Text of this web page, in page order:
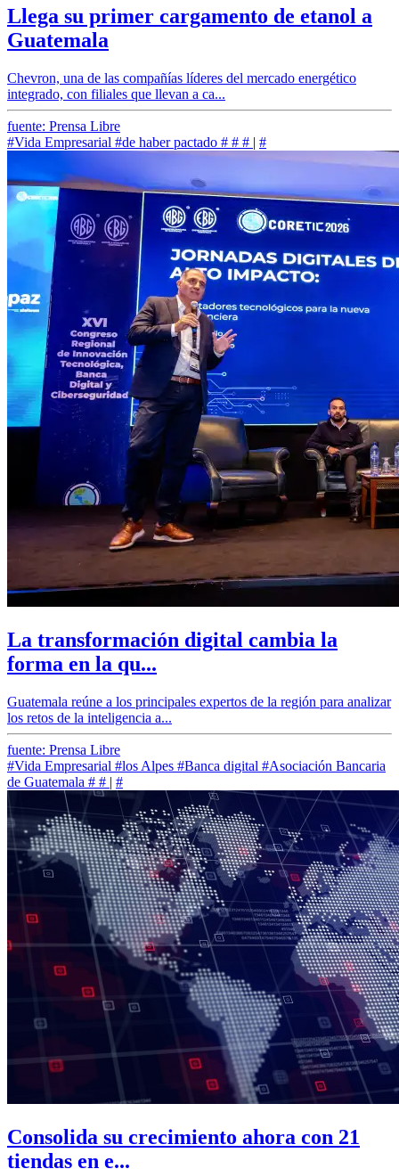
Llega su primer cargamento de etanol a
Guatemala
Chevron, una de las compañías líderes del mercado energético
integrado, con filiales que llevan a ca...
fuente: Prensa Libre
#Vida Empresarial #de haber pactado # # # | #
La transformación digital cambia la
forma en la qu...
Guatemala reúne a los principales expertos de la región para analizar
los retos de la inteligencia a...
fuente: Prensa Libre
#Vida Empresarial #los Alpes #Banca digital #Asociación Bancaria
de Guatemala # # | #
Consolida su crecimiento ahora con 21
tiendas en e...